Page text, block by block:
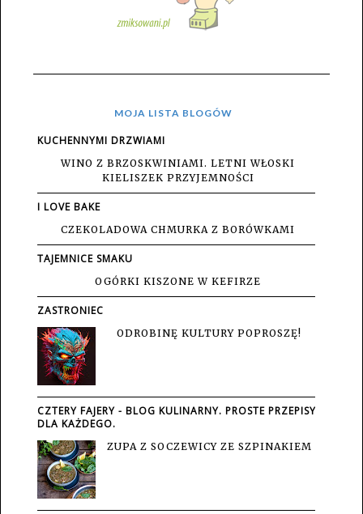
MOJA LISTA BLOGÓW
KUCHENNYMI DRZWIAMI
WINO Z BRZOSKWINIAMI. LETNI WŁOSKI
KIELISZEK PRZYJEMNOŚCI
I LOVE BAKE
CZEKOLADOWA CHMURKA Z BORÓWKAMI
TAJEMNICE SMAKU
OGÓRKI KISZONE W KEFIRZE
ZASTRONIEC
ODROBINĘ KULTURY POPROSZĘ!
CZTERY FAJERY - BLOG KULINARNY. PROSTE PRZEPISY
DLA KAŻDEGO.
ZUPA Z SOCZEWICY ZE SZPINAKIEM